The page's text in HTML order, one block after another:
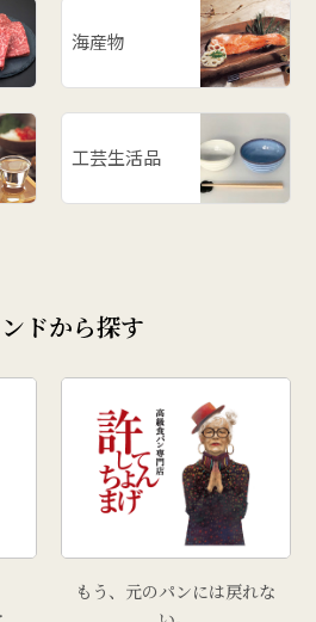
海産物
工芸生活品
ドから探す
もう、元のパンには戻れな